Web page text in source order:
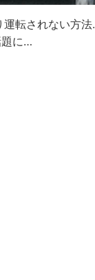
運転されない方
題に…